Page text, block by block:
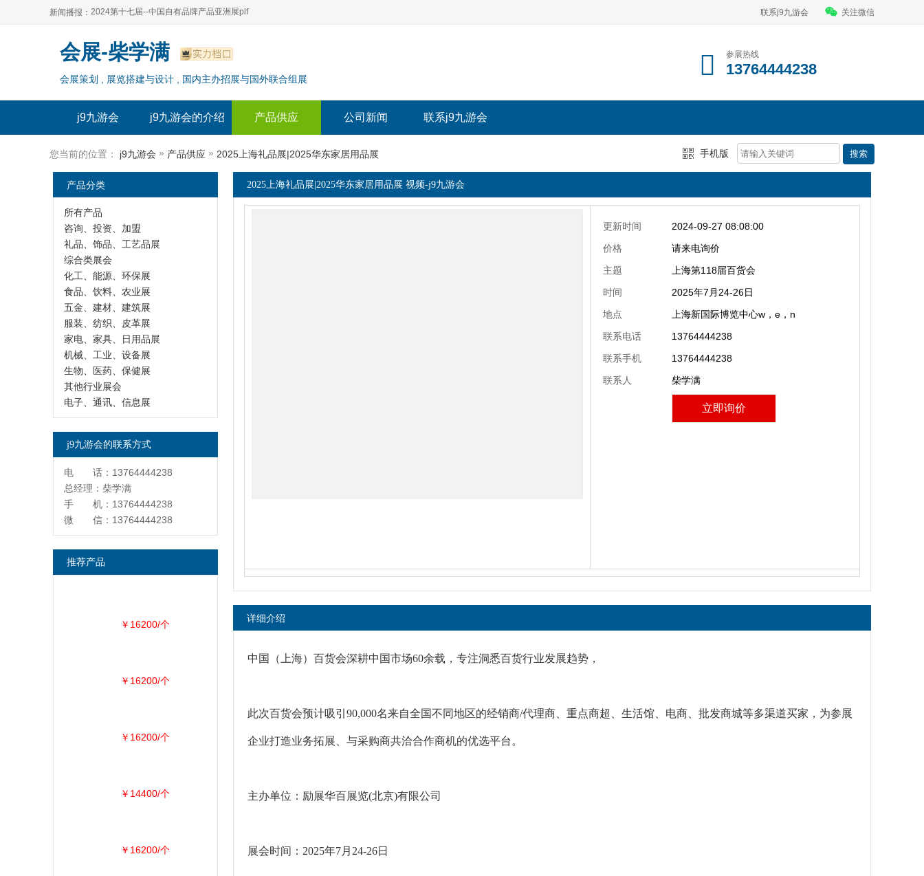
新闻播报：
2024上海自有品牌展--百货展|食品展 零售展|oem展
2024全球自有--品牌产品亚洲展（plf）
2024上海自有品牌展--2024上海oem 贴牌代加工展
2024第十七届--中国自有品牌产品亚洲展plf
2024全球自有--品牌产品亚洲展（plf）
2024年上海--第17届自有品牌展
联系j9九游会 关注微信
会展-柴学满
会展策划 , 展览搭建与设计 , 国内主办招展与国外联合组展
参展热线
13764444238
j9九游会 j9九游会的介绍 产品供应 公司新闻 联系j9九游会
您当前的位置： j9九游会 » 产品供应 » 2025上海礼品展|2025华东家居用品展 手机版
2025上海礼品展|2025华东家居用品展 视频-j9九游会
更新时间
2024-09-27 08:08:00
价格
请来电询价
主题
上海第118届百货会
时间
2025年7月24-26日
地点
上海新国际博览中心w，e，n
联系电话
13764444238
联系手机
13764444238
联系人
柴学满
立即询价
详细介绍
中国（上海）百货会深耕中国市场60余载，专注洞悉百货行业发展趋势，
此次百货会预计吸引90,000名来自全国不同地区的经销商/代理商、重点商超、生活馆、电商、批发商城等多渠道买家，为参展
企业打造业务拓展、与采购商共洽合作商机的优选平台。
主办单位：励展华百展览(北京)有限公司
展会时间：2025年7月24-26日
产品分类
所有产品
咨询、投资、加盟
礼品、饰品、工艺品展
综合类展会
化工、能源、环保展
食品、饮料、农业展
五金、建材、建筑展
服装、纺织、皮革展
家电、家具、日用品展
机械、工业、设备展
生物、医药、保健展
其他行业展会
电子、通讯、信息展
j9九游会的联系方式
电 话：13764444238
总经理：柴学满
手 机：13764444238
微 信：13764444238
推荐产品
￥16200/个
￥16200/个
￥16200/个
￥14400/个
￥16200/个